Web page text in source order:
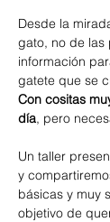
Desde la
gato, no de las
información
gatete que se
Con cositas
día, pero
Un taller
y
básicas y muy
objetivo de